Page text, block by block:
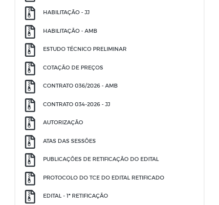
HABILITAÇÃO - JJ
HABILITAÇÃO - AMB
ESTUDO TÉCNICO PRELIMINAR
COTAÇÃO DE PREÇOS
CONTRATO 036/2026 - AMB
CONTRATO 034-2026 - JJ
AUTORIZAÇÃO
ATAS DAS SESSÕES
PUBLICAÇÕES DE RETIFICAÇÃO DO EDITAL
PROTOCOLO DO TCE DO EDITAL RETIFICADO
EDITAL - 1ª RETIFICAÇÃO